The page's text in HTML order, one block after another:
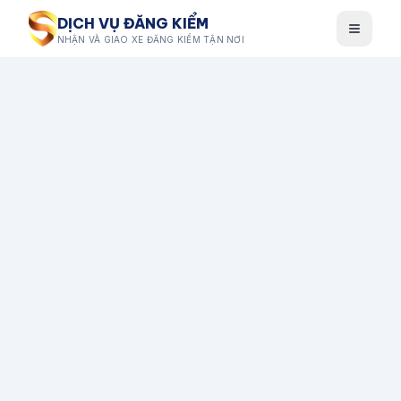
DỊCH VỤ ĐĂNG KIỂM
NHẬN VÀ GIAO XE ĐĂNG KIỂM TẬN NƠI